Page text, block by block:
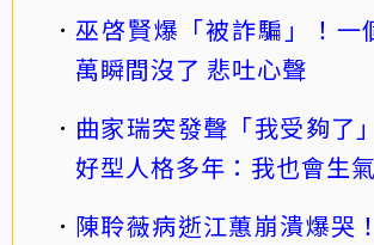
巫啓賢爆「被詐騙」！一
萬瞬間沒了 悲吐心聲
曲家瑞突發聲「我受夠了
好型人格多年：我也會生氣
陳聆薇病逝江蕙崩潰爆哭